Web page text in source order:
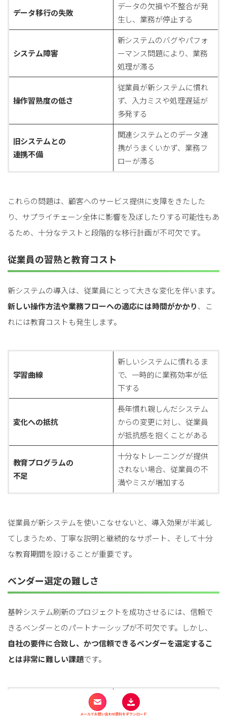
データ移行の失敗
データの欠損や不整合が発
生し、業務が停止する
システム障害
新システムのバグやパフォ
ーマンス問題により、業務
処理が滞る
操作習熟度の低さ
従業員が新システムに慣れ
ず、入力ミスや処理遅延が
多発する
旧システムとの
連携不備
関連システムとのデータ連
携がうまくいかず、業務フ
ローが滞る
これらの問題は、顧客へのサービス提供に支障をきたした
り、サプライチェーン全体に影響を及ぼしたりする可能性もあ
るため、十分なテストと段階的な移行計画が不可欠です。
従業員の習熟と教育コスト
新システムの導入は、従業員にとって大きな変化を伴います。
新しい操作方法や業務フローへの適応には時間がかかり、こ
れには教育コストも発生します。
学習曲線
新しいシステムに慣れるま
で、一時的に業務効率が低
下する
変化への抵抗
長年慣れ親しんだシステム
からの変更に対し、従業員
が抵抗感を抱くことがある
教育プログラムの
不足
十分なトレーニングが提供
されない場合、従業員の不
満やミスが増加する
従業員が新システムを使いこなせないと、導入効果が半減し
てしまうため、丁寧な説明と継続的なサポート、そして十分
な教育期間を設けることが重要です。
ベンダー選定の難しさ
基幹システム刷新のプロジェクトを成功させるには、信頼で
きるベンダーとのパートナーシップが不可欠です。しかし、
自社の要件に合致し、かつ信頼できるベンダーを選定するこ
とは非常に難しい課題です。
自社にシステム開発や導入
に関する専門知識が不足し
メールでお問い合わせ資料をダウンロード